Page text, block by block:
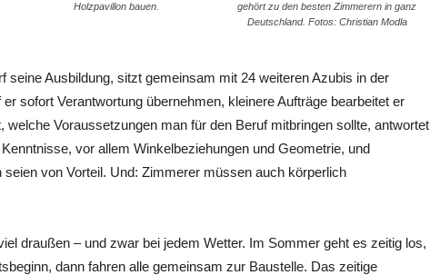
Holzpavillon bauen.
gehört zu den besten Zimmerern in ganz
Deutschland. Fotos: Christian Modla
seine Ausbildung, sitzt gemeinsam mit 24 weiteren Azubis in der
sofort Verantwortung übernehmen, kleinere Aufträge bearbeitet er
welche Voraussetzungen man für den Beruf mitbringen sollte, antwortet
vor allem Winkelbeziehungen und Geometrie, und
von Vorteil. Und: Zimmerer müssen auch körperlich
draußen – und zwar bei jedem Wetter. Im Sommer geht es zeitig los,
dann fahren alle gemeinsam zur Baustelle. Das zeitige